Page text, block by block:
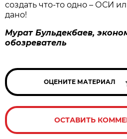
создать что-то одно – ОСИ
дано!
Мурат Бульдекбаев,
обозреватель
ОЦЕНИТЕ МАТЕРИАЛ
ОСТАВИТЬ